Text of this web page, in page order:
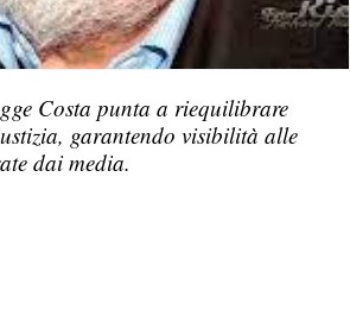
Costa punta a riequilibrare
garantendo visibilità alle
dai media.